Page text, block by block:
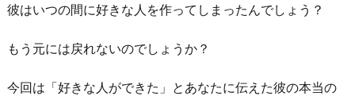
彼はいつの間に好きな人を作ってしまったんでしょう？
もう元には戻れないのでしょうか？
今回は「好きな人ができた」とあなたに伝えた彼の本当の